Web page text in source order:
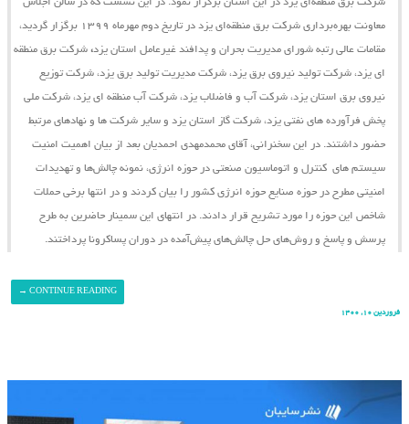
معاونت بهره‌برداری شرکت برق منطقه‌ای یزد در تاریخ دوم مهرماه ۱۳۹۹ برگزار گردید،
مقامات عالی رتبه شورای مدیریت بحران و پدافند غیرعامل استان یزد، شرکت برق منطقه
ای یزد، شرکت تولید نیروی برق یزد، شرکت مدیریت تولید برق یزد، شرکت توزیع
نیروی برق استان یزد، شرکت آب و فاضلاب یزد، شرکت آب منطقه ای یزد، شرکت ملی
پخش فرآورده های نفتی یزد، شرکت گاز استان یزد و سایر شرکت ها و نهادهای مرتبط
حضور داشتند. در این سخنرانی، آقای محمدمهدی احمدیان بعد از بیان اهمیت امنیت
سیستم ‌های کنترل و اتوماسیون صنعتی در حوزه انرژی، نمونه چالش‌ها و تهدیدات
امنیتی مطرح در حوزه صنایع حوزه انرژی کشور را بیان کردند و در انتها برخی حملات
شاخص این حوزه را مورد تشریح قرار دادند. در انتهای این سمینار حاضرین به طرح
پرسش و پاسخ و روش‌های حل چالش‌های پیش‌آمده در دوران پساکرونا پرداختند.
CONTINUE READING
→
فروردین ۱۰, ۱۴۰۰